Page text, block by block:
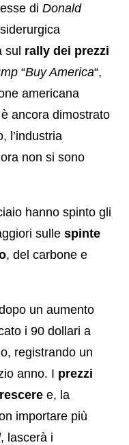
di Donald
sul rally dei prezzi
“Buy America“,
americana
ancora dimostrato
l’industria
non si sono
hanno spinto gli
sulle spinte
, del carbone e
un aumento
i 90 dollari a
registrando un
anno. I prezzi
e, la
importare più
, lascerà i